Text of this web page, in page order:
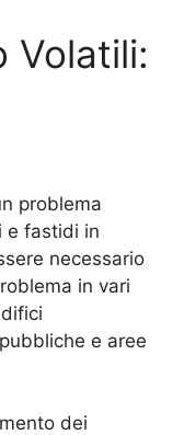
Volatili:
problema
e fastidi in
necessario
in vari
e aree
dei